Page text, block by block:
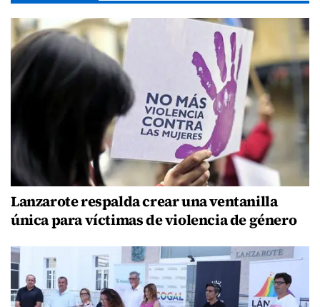
Lanzarote respalda crear una ventanilla
única para víctimas de violencia de género